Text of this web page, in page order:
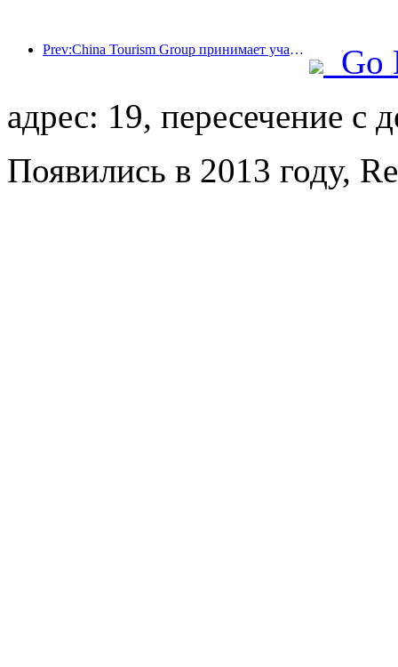
Prev:China Tourism Group принимает участие в Китайской международной импортной выставке уже восемь лет подряд, подписав контракты на сумму более 1 млрд долларов США.
Go
адрес: 19, пересечение с
Появились в 2013 году,